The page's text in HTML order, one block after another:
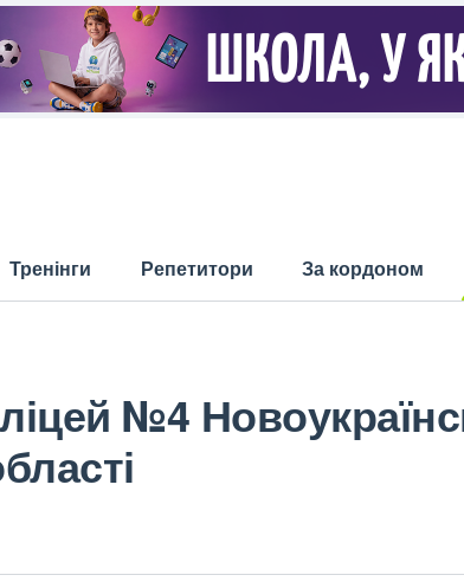
Тренінги Репетитори За кордоном
№4